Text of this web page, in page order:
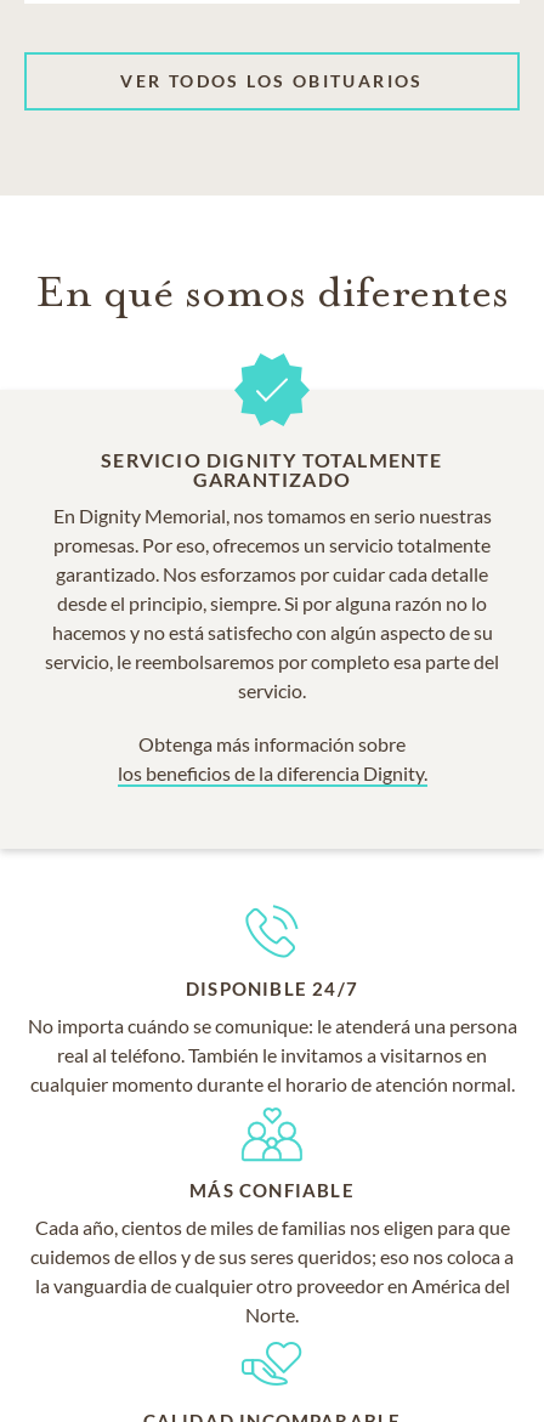
VER TODOS LOS OBITUARIOS
En qué somos diferentes
SERVICIO DIGNITY TOTALMENTE
GARANTIZADO
En Dignity Memorial, nos tomamos en serio nuestras
promesas. Por eso, ofrecemos un servicio totalmente
garantizado. Nos esforzamos por cuidar cada detalle
desde el principio, siempre. Si por alguna razón no lo
hacemos y no está satisfecho con algún aspecto de su
servicio, le reembolsaremos por completo esa parte del
servicio.
Obtenga más información sobre
los beneficios de la diferencia Dignity.
DISPONIBLE 24/7
No importa cuándo se comunique: le atenderá una persona
real al teléfono. También le invitamos a visitarnos en
cualquier momento durante el horario de atención normal.
MÁS CONFIABLE
Cada año, cientos de miles de familias nos eligen para que
cuidemos de ellos y de sus seres queridos; eso nos coloca a
la vanguardia de cualquier otro proveedor en América del
Norte.